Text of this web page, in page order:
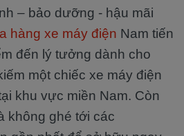
– bảo dưỡng - hậu mãi
hàng xe máy điện Nam tiến
đến lý tưởng dành cho
một chiếc xe máy điện
khu vực miền Nam. Còn
không ghé tới các